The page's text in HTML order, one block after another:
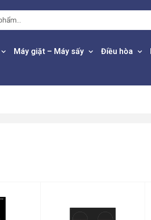
Máy giặt – Máy sấy Điều hòa